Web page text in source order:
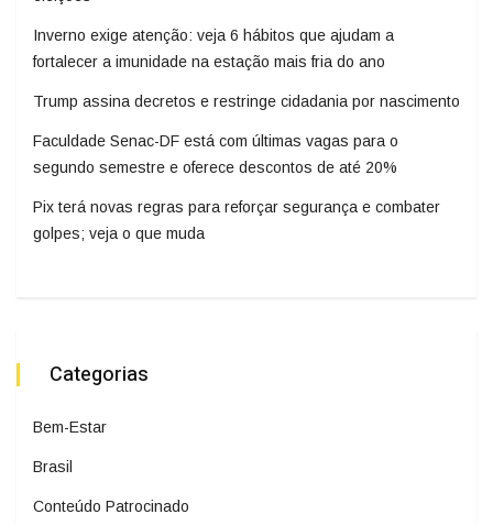
Inverno exige atenção: veja 6 hábitos que ajudam a
fortalecer a imunidade na estação mais fria do ano
Trump assina decretos e restringe cidadania por nascimento
Faculdade Senac-DF está com últimas vagas para o
segundo semestre e oferece descontos de até 20%
Pix terá novas regras para reforçar segurança e combater
golpes; veja o que muda
Categorias
Bem-Estar
Brasil
Conteúdo Patrocinado